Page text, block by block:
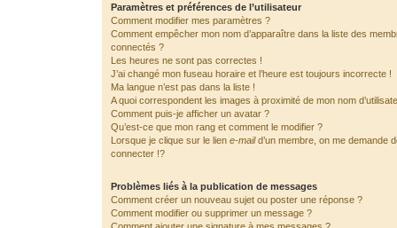
Paramètres et préférences de l’utilisateur
Comment modifier mes paramètres ?
Comment empêcher mon nom d’apparaître dans la liste des
connectés ?
Les heures ne sont pas correctes !
J’ai changé mon fuseau horaire et l’heure est toujours incorrecte !
Ma langue n’est pas dans la liste !
A quoi correspondent les images à proximité de mon nom
Comment puis-je afficher un avatar ?
Qu’est-ce que mon rang et comment le modifier ?
Lorsque je clique sur le lien e-maild’un membre, on me demande
connecter !?
Problèmes liés à la publication de messages
Comment créer un nouveau sujet ou poster une réponse ?
Comment modifier ou supprimer un message ?
Comment ajouter une signature à mes messages ?